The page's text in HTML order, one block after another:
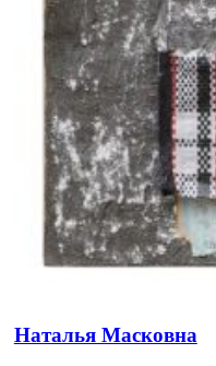
Наталья Масковна